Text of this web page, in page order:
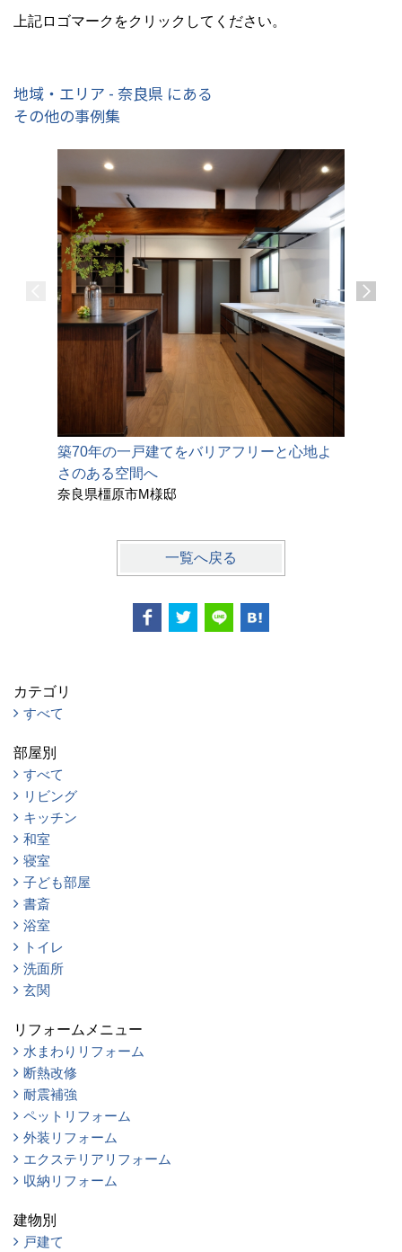
上記ロゴマークをクリックしてください。
地域・エリア - 奈良県 にある
その他の事例集
築70年の一戸建てをバリアフリーと心地よ
さのある空間へ
奈良県橿原市M様邸
一覧へ戻る
カテゴリ
すべて
部屋別
すべて
リビング
キッチン
和室
寝室
子ども部屋
書斎
浴室
トイレ
洗面所
玄関
リフォームメニュー
水まわりリフォーム
断熱改修
耐震補強
ペットリフォーム
外装リフォーム
エクステリアリフォーム
収納リフォーム
建物別
戸建て